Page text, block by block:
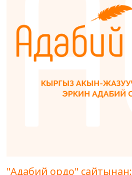
"Адабий ордо" сайтынан: